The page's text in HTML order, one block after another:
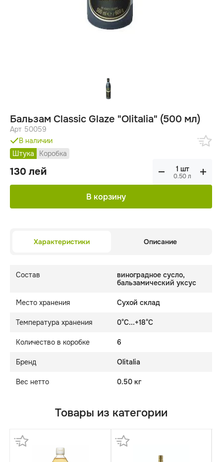
Бальзам Classic Glaze "Olitalia" (500 мл)
Арт 50059
В наличии
Штука
Коробка
130 лей 0.50л
В корзину
Характеристики Описание
Состав
виноградное сусло,
бальзамический уксус
Место хранения Сухой склад
Температура хранения 0°C...+18°C
Количество в коробке 6
Бренд Olitalia
Вес нетто 0.50 кг
Товары из категории